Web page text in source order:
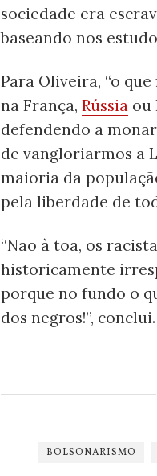
sociedade era
baseando nos
Para Oliveira, “o
na França, Rússia ou
defendendo a
de vangloriarmos a
maioria da
pela liberdade de
“Não à toa, os
historicamente
porque no fundo o
dos negros!”, conclui.
BOLSONARISMO